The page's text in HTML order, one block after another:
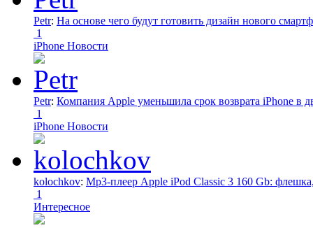
Petr: На основе чего будут готовить дизайн нового
1
iPhone Новости
Petr: Компания Apple уменьшила срок возврата iPhone в
1
iPhone Новости
kolochkov: Mp3-плеер Apple iPod Classic 3 160 Gb:
1
Интересное